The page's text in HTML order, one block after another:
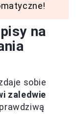
na
sobie
zaledwie